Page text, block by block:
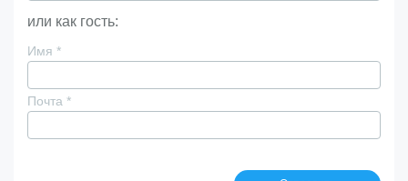
или как гость:
Имя *
Почта *